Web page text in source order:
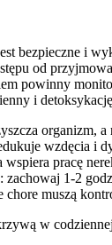
bezpieczne i
od
powinny
i
organizm,
wzdęcia i
pracę
zachowaj 1-2
muszą
w